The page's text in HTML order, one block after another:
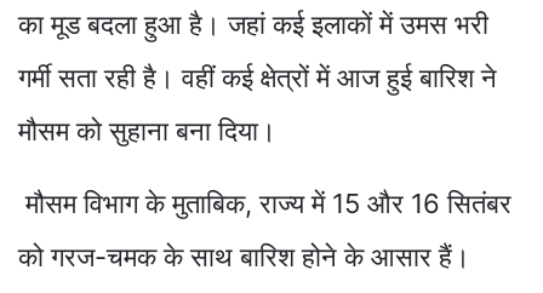
का मूड बदला हुआ है। जहां कई इलाकों में उमस भरी
गर्मी सता रही है। वहीं कई क्षेत्रों में आज हुई बारिश ने
मौसम को सुहाना बना दिया।
मौसम विभाग के मुताबिक, राज्य में 15 और 16 सितंबर
को गरज-चमक के साथ बारिश होने के आसार हैं।